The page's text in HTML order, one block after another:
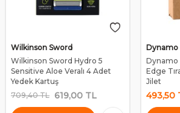
Wilkinson Sword
Wilkinson Sword Hydro 5
Sensitive Aloe Veralı 4 Adet
Yedek Kartuş
709,40TL 619,00 TL
Dynamo
Dynamo
Edge
Jilet
493,50